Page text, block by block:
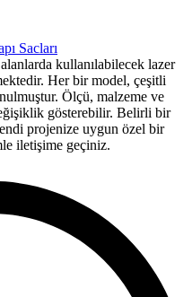
Sacları
kullanılabilecek lazer
Her bir model, çeşitli
Ölçü, malzeme ve
gösterebilir. Belirli bir
projenize uygun özel bir
iletişime geçiniz.